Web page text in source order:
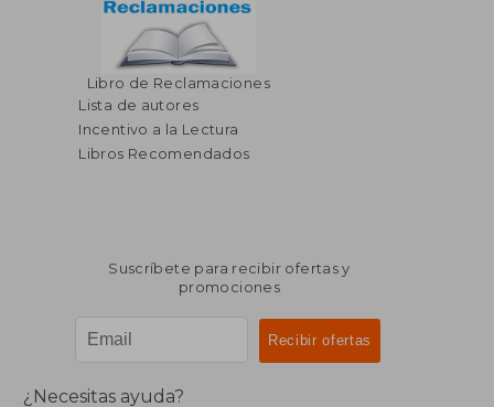
Libro de Reclamaciones
Lista de autores
Incentivo a la Lectura
Libros Recomendados
Suscríbete para recibir ofertas y
promociones
¿Necesitas ayuda?